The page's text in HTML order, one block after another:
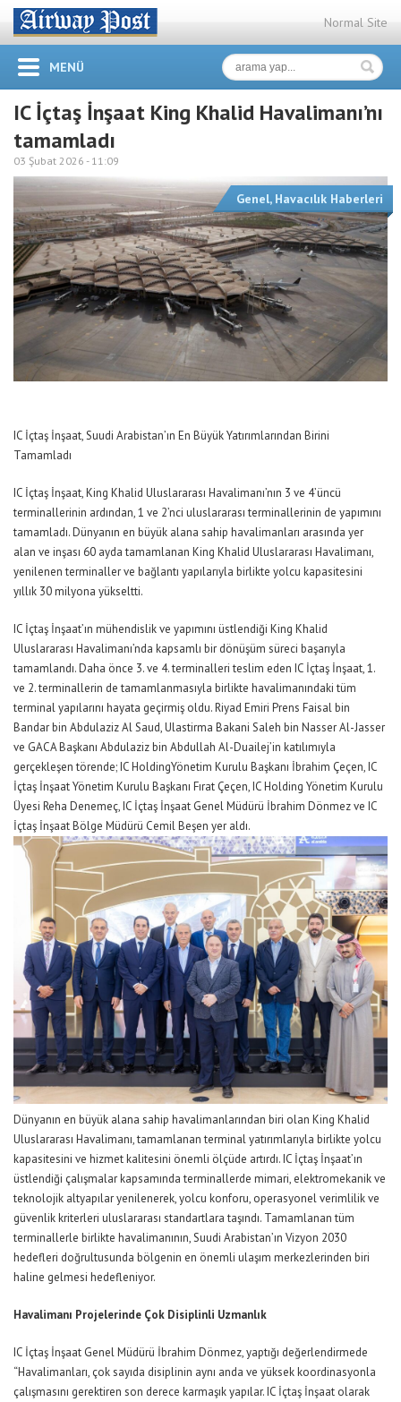
Normal Site
MENÜ
IC İçtaş İnşaat King Khalid Havalimanı’nı
tamamladı
03 Şubat 2026 - 11:09
Genel, Havacılık Haberleri
IC İçtaş İnşaat, Suudi Arabistan’ın En Büyük Yatırımlarından Birini
Tamamladı
IC İçtaş İnşaat, King Khalid Uluslararası Havalimanı’nın 3 ve 4’üncü
terminallerinin ardından, 1 ve 2’nci uluslararası terminallerinin de yapımını
tamamladı. Dünyanın en büyük alana sahip havalimanları arasında yer
alan ve inşası 60 ayda tamamlanan King Khalid Uluslararası Havalimanı,
yenilenen terminaller ve bağlantı yapılarıyla birlikte yolcu kapasitesini
yıllık 30 milyona yükseltti.
IC İçtaş İnşaat’ın mühendislik ve yapımını üstlendiği King Khalid
Uluslararası Havalimanı’nda kapsamlı bir dönüşüm süreci başarıyla
tamamlandı. Daha önce 3. ve 4. terminalleri teslim eden IC İçtaş İnşaat, 1.
ve 2. terminallerin de tamamlanmasıyla birlikte havalimanındaki tüm
terminal yapılarını hayata geçirmiş oldu. Riyad Emiri Prens Faisal bin
Bandar bin Abdulaziz Al Saud, Ulastirma Bakani Saleh bin Nasser Al-Jasser
ve GACA Başkanı Abdulaziz bin Abdullah Al-Duailej’in katılımıyla
gerçekleşen törende; IC HoldingYönetim Kurulu Başkanı İbrahim Çeçen, IC
İçtaş İnşaat Yönetim Kurulu Başkanı Fırat Çeçen, IC Holding Yönetim Kurulu
Üyesi Reha Denemeç, IC İçtaş İnşaat Genel Müdürü İbrahim Dönmez ve IC
İçtaş İnşaat Bölge Müdürü Cemil Beşen yer aldı.
Dünyanın en büyük alana sahip havalimanlarından biri olan King Khalid
Uluslararası Havalimanı, tamamlanan terminal yatırımlarıyla birlikte yolcu
kapasitesini ve hizmet kalitesini önemli ölçüde artırdı. IC İçtaş İnşaat’ın
üstlendiği çalışmalar kapsamında terminallerde mimari, elektromekanik ve
teknolojik altyapılar yenilenerek, yolcu konforu, operasyonel verimlilik ve
güvenlik kriterleri uluslararası standartlara taşındı. Tamamlanan tüm
terminallerle birlikte havalimanının, Suudi Arabistan’ın Vizyon 2030
hedefleri doğrultusunda bölgenin en önemli ulaşım merkezlerinden biri
haline gelmesi hedefleniyor.
Havalimanı Projelerinde Çok Disiplinli Uzmanlık
IC İçtaş İnşaat Genel Müdürü İbrahim Dönmez, yaptığı değerlendirmede
“Havalimanları, çok sayıda disiplinin aynı anda ve yüksek koordinasyonla
çalışmasını gerektiren son derece karmaşık yapılar. IC İçtaş İnşaat olarak